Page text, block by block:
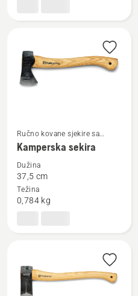
Pogledajte
više
detalja
Kamperska
Ručno kovane sjekire sa
drvenom drškom
Kamperska sekira
Dužina
37,5 cm
Težina
0,784 kg